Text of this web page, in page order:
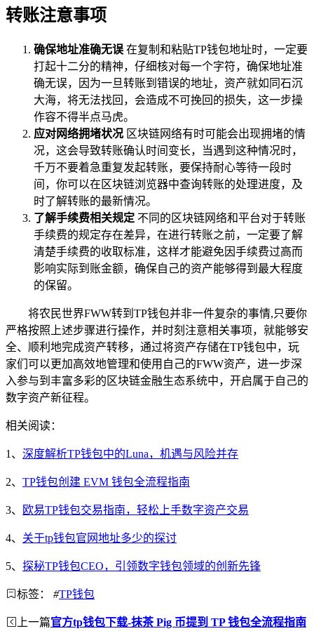
转账注意事项
确保地址准确无误 在复制和粘贴TP钱包地址时，一定要
打起十二分的精神，仔细核对每一个字符，确保地址准
确无误，因为一旦转账到错误的地址，资产就如同石沉
大海，将无法找回，会造成不可挽回的损失，这一步操
作容不得半点马虎。
应对网络拥堵状况 区块链网络有时可能会出现拥堵的情
况，这会导致转账确认时间变长，当遇到这种情况时，
千万不要着急重复发起转账，要保持耐心等待一段时
间，你可以在区块链浏览器中查询转账的处理进度，及
时了解转账的最新情况。
了解手续费相关规定 不同的区块链网络和平台对于转账
手续费的规定存在差异，在进行转账之前，一定要了解
清楚手续费的收取标准，这样才能避免因手续费过高而
影响实际到账金额，确保自己的资产能够得到最大程度
的保留。
将农民世界FWW转到TP钱包并非一件复杂的事情,只要你
严格按照上述步骤进行操作，并时刻注意相关事项，就能够安
全、顺利地完成资产转移，通过将资产存储在TP钱包中，玩
家们可以更加高效地管理和使用自己的FWW资产，进一步深
入参与到丰富多彩的区块链金融生态系统中，开启属于自己的
数字资产新征程。
相关阅读：
1、 深度解析TP钱包中的Luna，机遇与风险并存
2、 TP钱包创建 EVM 钱包全流程指南
3、 欧易TP钱包交易指南，轻松上手数字资产交易
4、 关于tp钱包官网地址多少的探讨
5、 探秘TP钱包CEO，引领数字钱包领域的创新先锋
标签： #TP钱包
上一篇官方tp钱包下载-抹茶 Pig 币提到 TP 钱包全流程指南